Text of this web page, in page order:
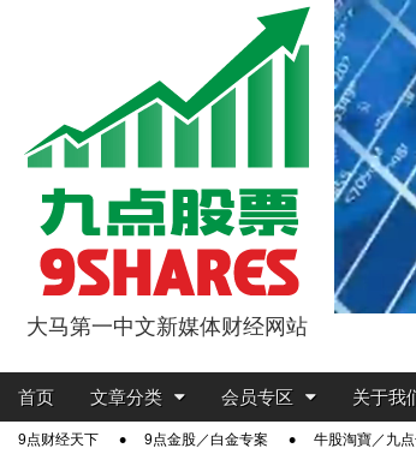
9点股票
大马第一中文新媒体财经网站
Main
Skip
content
首页 文章分类 会员专区 关于我
Sub9点财经天下 9点金股／白金专案 牛股淘寶／九